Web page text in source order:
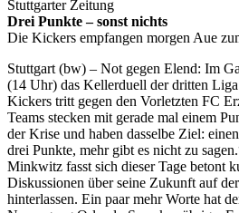
Stuttgarter Zeitung
Drei Punkte – sonst nichts
Die Kickers empfangen morgen Aue
Stuttgart (bw) – Not gegen Elend: Im
(14 Uhr) das Kellerduell der dritten
Kickers tritt gegen den Vorletzten FC
Teams stecken mit gerade mal einem
der Krise und haben dasselbe Ziel:
drei Punkte, mehr gibt es nicht zu
Minkwitz fasst sich dieser Tage betont
Diskussionen über seine Zukunft auf
hinterlassen. Ein paar mehr Worte hat